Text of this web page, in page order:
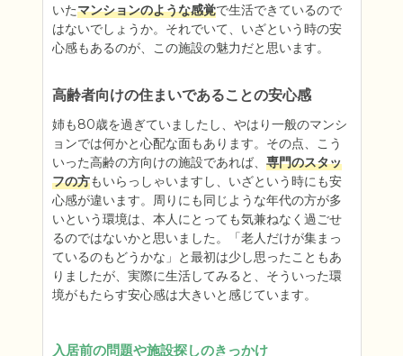
いたマンションのような感覚で生活できているので
はないでしょうか。それでいて、いざという時の安
心感もあるのが、この施設の魅力だと思います。
高齢者向けの住まいであることの安心感
姉も80歳を過ぎていましたし、やはり一般のマンシ
ョンでは何かと心配な面もあります。その点、こう
いった高齢の方向けの施設であれば、 専門のスタッ
フの方もいらっしゃいますし、いざという時にも安
心感が違います。周りにも同じような年代の方が多
いという環境は、本人にとっても気兼ねなく過ごせ
るのではないかと思いました。「老人だけが集まっ
ているのもどうかな」と最初は少し思ったこともあ
りましたが、実際に生活してみると、そういった環
境がもたらす安心感は大きいと感じています。
入居前の問題や施設探しのきっかけ